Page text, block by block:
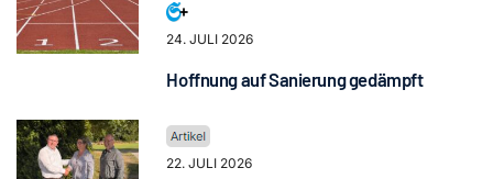
24. JULI 2026
Hoffnung auf Sanierung gedämpft
22. JULI 2026